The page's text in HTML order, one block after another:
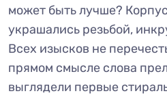
может быть лучше?
украшались резьбой,
Всех изысков не
прямом смысле слова
выглядели первые